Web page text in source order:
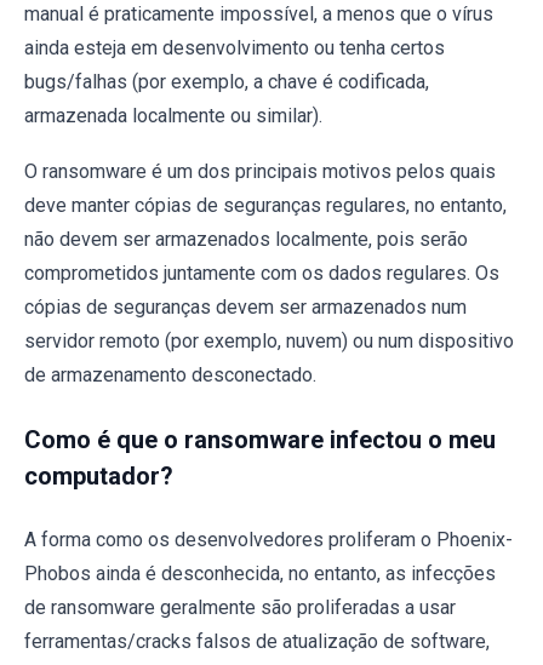
manual é praticamente impossível, a menos que o vírus
ainda esteja em desenvolvimento ou tenha certos
bugs/falhas (por exemplo, a chave é codificada,
armazenada localmente ou similar).
O ransomware é um dos principais motivos pelos quais
deve manter cópias de seguranças regulares, no entanto,
não devem ser armazenados localmente, pois serão
comprometidos juntamente com os dados regulares. Os
cópias de seguranças devem ser armazenados num
servidor remoto (por exemplo, nuvem) ou num dispositivo
de armazenamento desconectado.
Como é que o ransomware infectou o meu
computador?
A forma como os desenvolvedores proliferam o Phoenix-
Phobos ainda é desconhecida, no entanto, as infecções
de ransomware geralmente são proliferadas a usar
ferramentas/cracks falsos de atualização de software,